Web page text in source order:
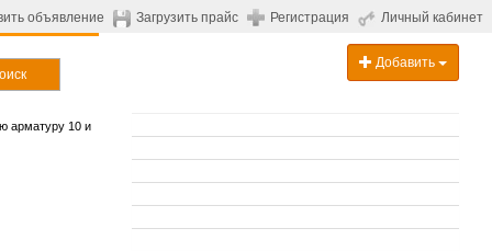
объявление Загрузить прайс Регистрация Личный кабинет
Добавить
арматуру 10 и